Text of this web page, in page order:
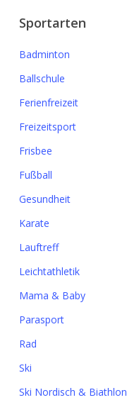
Sportarten
Badminton
Ballschule
Ferienfreizeit
Freizeitsport
Frisbee
Fußball
Gesundheit
Karate
Lauftreff
Leichtathletik
Mama & Baby
Parasport
Rad
Ski
Ski Nordisch & Biathlon